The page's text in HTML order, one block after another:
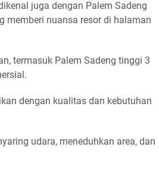
juga dengan Palem Sadeng
memberi nuansa resor di halaman
termasuk Palem Sadeng tinggi 3
dengan kualitas dan kebutuhan
udara, meneduhkan area, dan